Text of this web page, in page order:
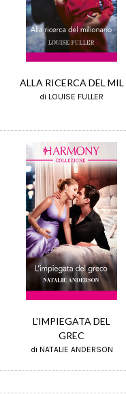
ALLA RICERCA DEL MIL
di LOUISE FULLER
L'IMPIEGATA DEL
GREC
di NATALIE ANDERSON